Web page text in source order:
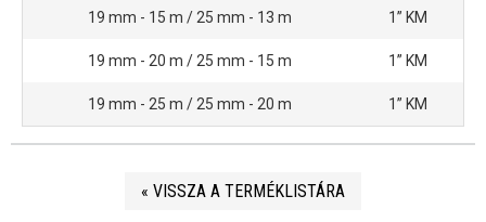
19 mm - 15 m / 25 mm - 13 m 1” KM
19 mm - 20 m / 25 mm - 15 m 1” KM
19 mm - 25 m / 25 mm - 20 m 1” KM
« VISSZA A TERMÉKLISTÁRA